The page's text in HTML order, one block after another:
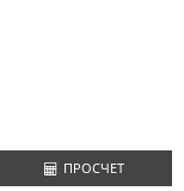
ПРОСЧЕТ